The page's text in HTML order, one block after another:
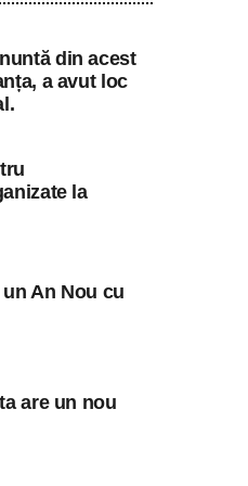
din acest
a avut loc
la
An Nou cu
are un nou